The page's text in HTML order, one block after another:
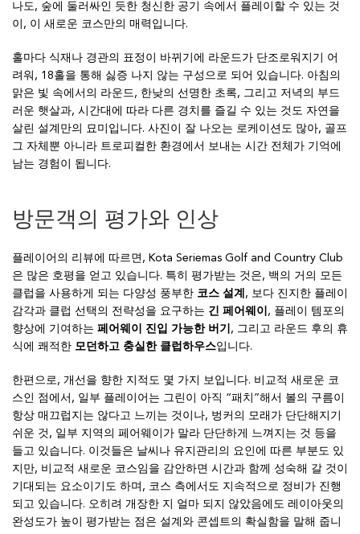
나도, 숲에 둘러싸인 듯한 청신한 공기 속에서 플레이할 수 있는 것
이, 이 새로운 코스만의 매력입니다.
홀마다 식재나 경관의 표정이 바뀌기에 라운드가 단조로워지기 어
려워, 18홀을 통해 싫증 나지 않는 구성으로 되어 있습니다. 아침의
맑은 빛 속에서의 라운드, 한낮의 선명한 초록, 그리고 저녁의 부드
러운 햇살과, 시간대에 따라 다른 경치를 즐길 수 있는 것도 자연을
살린 설계만의 묘미입니다. 사진이 잘 나오는 로케이션도 많아, 골프
그 자체뿐 아니라 트로피컬한 환경에서 보내는 시간 전체가 기억에
남는 경험이 됩니다.
방문객의 평가와 인상
플레이어의 리뷰에 따르면, Kota Seriemas Golf and Country Club
은 많은 호평을 얻고 있습니다. 특히 평가받는 것은, 백의 거의 모든
클럽을 사용하게 되는 다양성 풍부한 코스 설계 , 보다 진지한 플레이
감각과 클럽 선택의 전략성을 요구하는 긴 페어웨이 , 플레이 템포의
향상에 기여하는 페어웨이 진입 가능한 버기 , 그리고 라운드 후의 휴
식에 쾌적한 모던하고 충실한 클럽하우스입니다.
한편으로, 개선을 향한 지적도 몇 가지 보입니다. 비교적 새로운 코
스인 점에서, 일부 플레이어는 그린이 아직 “패치”해서 볼의 구름이
항상 매끄럽지는 않다고 느끼는 것이나, 벙커의 모래가 단단해지기
쉬운 것, 일부 지역의 페어웨이가 말라 단단하게 느껴지는 것 등을
들고 있습니다. 이것들은 날씨나 유지관리의 요인에 따른 부분도 있
지만, 비교적 새로운 코스임을 감안하면 시간과 함께 성숙해 갈 것이
기대되는 요소이기도 하며, 코스 측에서도 지속적으로 정비가 진행
되고 있습니다. 오히려 개장한 지 얼마 되지 않았음에도 레이아웃의
완성도가 높이 평가받는 점은 설계와 콘셉트의 확실함을 말해 줍니